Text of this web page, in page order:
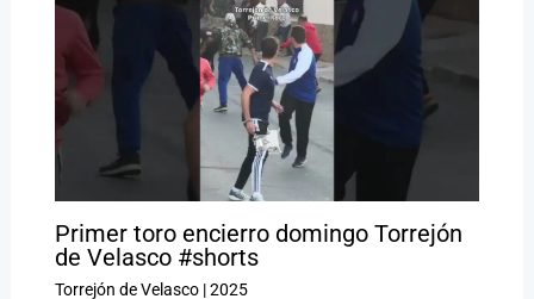
Primer toro encierro domingo Torrejón
de Velasco #shorts
Torrejón de Velasco|2025